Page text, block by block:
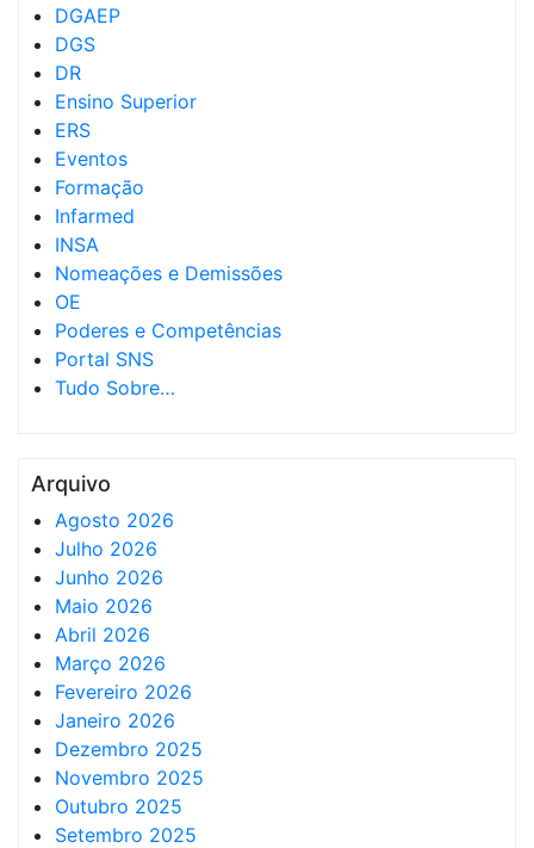
DGAEP
DGS
DR
Ensino Superior
ERS
Eventos
Formação
Infarmed
INSA
Nomeações e Demissões
OE
Poderes e Competências
Portal SNS
Tudo Sobre…
Arquivo
Agosto 2026
Julho 2026
Junho 2026
Maio 2026
Abril 2026
Março 2026
Fevereiro 2026
Janeiro 2026
Dezembro 2025
Novembro 2025
Outubro 2025
Setembro 2025